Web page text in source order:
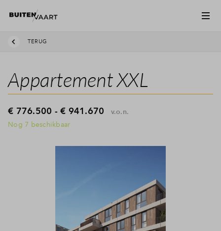
TERUG
Appartement XXL
€ 776.500 - € 941.670
v.o.n.
Nog 7 beschikbaar